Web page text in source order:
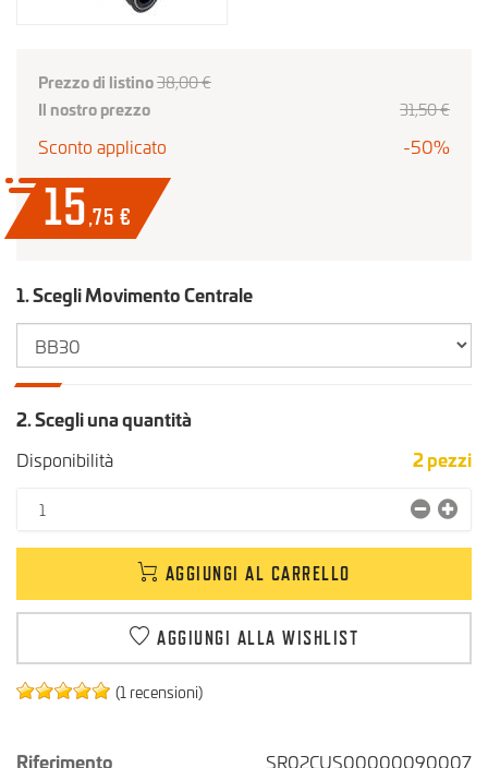
(1 recensioni)
Riferimento
SR02CUS00000090007
Prezzo di listino38,00 €
Il nostro prezzo
31,50€
Sconto applicato -50%
15,75 €
1. Scegli Movimento Centrale
2. Scegli una quantità
Disponibilità
2pezzi
AGGIUNGI AL CARRELLO
AGGIUNGI ALLA WISHLIST